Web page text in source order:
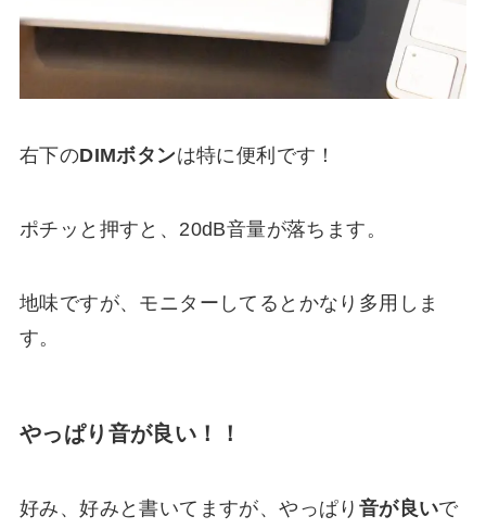
右下のDIMボタンは特に便利です！
ポチッと押すと、20dB音量が落ちます。
地味ですが、モニターしてるとかなり多用しま
す。
やっぱり音が良い！！
好み、好みと書いてますが、やっぱり 音が良いで